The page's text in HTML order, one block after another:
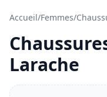
Accueil/Femmes/
Larache